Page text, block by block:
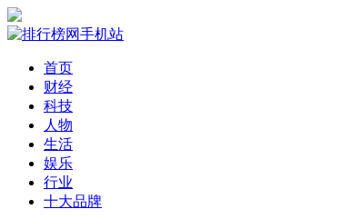
首页
财经
科技
人物
生活
娱乐
行业
十大品牌